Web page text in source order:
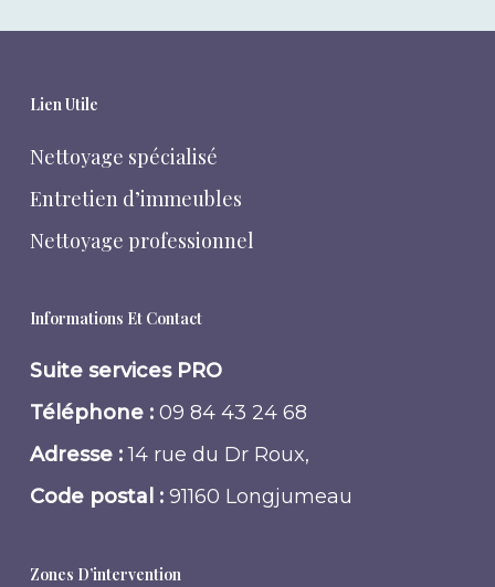
Lien Utile
Nettoyage spécialisé
Entretien d’immeubles
Nettoyage professionnel
Informations Et Contact
Suite services PRO
Téléphone :09 84 43 24 68
Adresse :14 rue du Dr Roux,
Code postal : 91160 Longjumeau
Zones D’intervention